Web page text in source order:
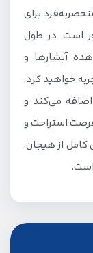
برای
است. در طول
آبشارها و
خواهید کرد.
می‌کند و
استراحت و
کامل از هیجان،